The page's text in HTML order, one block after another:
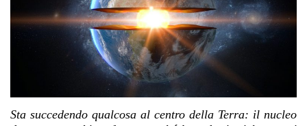
Sta succedendo qualcosa al centro della Terra: il nucleo